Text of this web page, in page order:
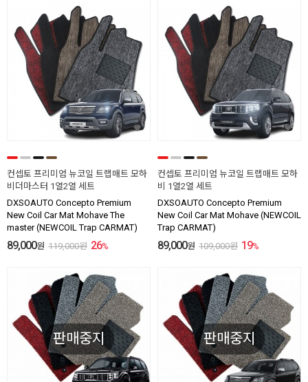
컨셉토 프리미엄 뉴코일 트랩매트 모하
비더마스터 1열2열 세트
DXSOAUTO Concepto Premium
New Coil Car Mat Mohave The
master (NEWCOIL Trap CARMAT)
89,000원 119,000원 26%
컨셉토 프리미엄 뉴코일 트랩매트 모하
비 1열2열 세트
DXSOAUTO Concepto Premium
New Coil Car Mat Mohave (NEWCOIL
Trap CARMAT)
89,000원 109,000원 19%
판매중지 판매중지